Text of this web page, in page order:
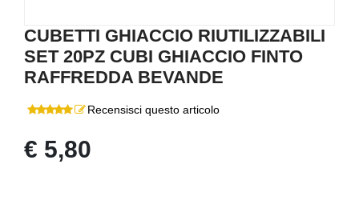
CUBETTI GHIACCIO RIUTILIZZABILI
SET 20PZ CUBI GHIACCIO FINTO
RAFFREDDA BEVANDE
Recensisci questo articolo
€ 5,80